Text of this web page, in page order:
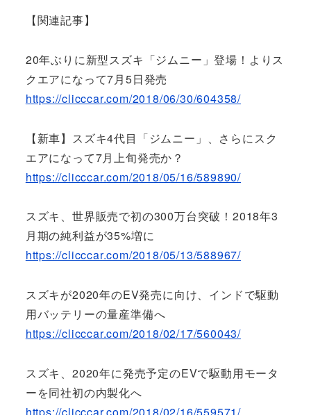
【関連記事】
20年ぶりに新型スズキ「ジムニー」登場！よりス
クエアになって7月5日発売
https://clicccar.com/2018/06/30/604358/
【新車】スズキ4代目「ジムニー」、さらにスク
エアになって7月上旬発売か？
https://clicccar.com/2018/05/16/589890/
スズキ、世界販売で初の300万台突破！2018年3
月期の純利益が35%増に
https://clicccar.com/2018/05/13/588967/
スズキが2020年のEV発売に向け、インドで駆動
用バッテリーの量産準備へ
https://clicccar.com/2018/02/17/560043/
スズキ、2020年に発売予定のEVで駆動用モータ
ーを同社初の内製化へ